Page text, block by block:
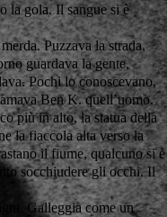
la gola. Il sangue si è
Puzzava la strada,
guardava la gente,
Pochi lo conoscevano,
Ben K. quell’uomo.
più in alto, la statua della
la fiaccola alta verso la
il fiume, qualcuno si è
socchiudere gli occhi. Il
Galleggia come un